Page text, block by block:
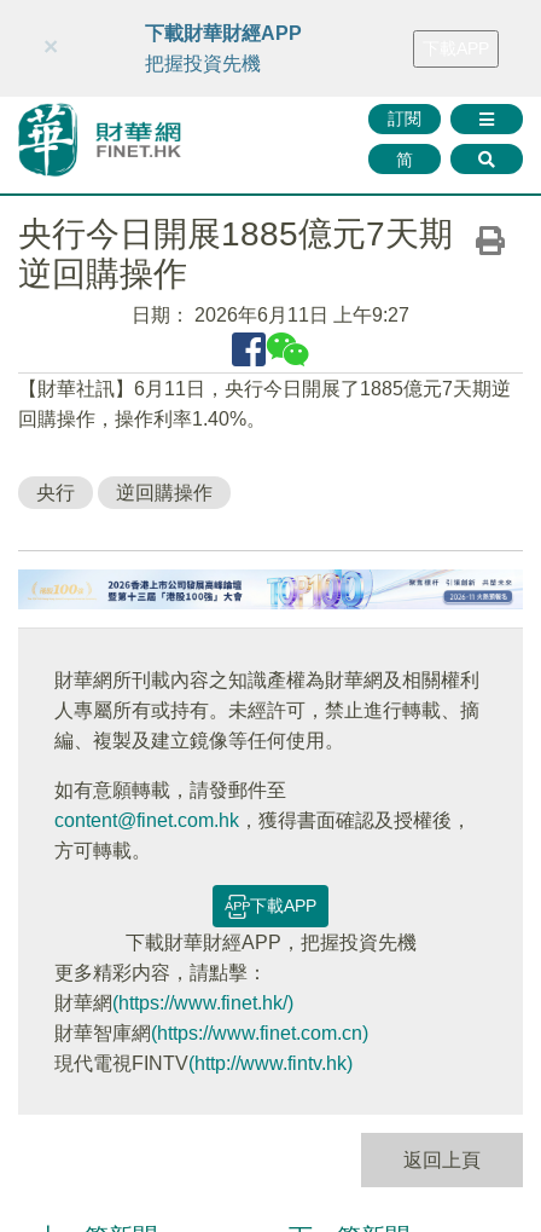
財華智庫網 FINTV FINMETA 財華證券 媒體矩陣
訂閱
简
×
下載財華財經APP
把握投資先機
央行今日開展1885億元7天期
逆回購操作
日期： 2026年6月11日 上午9:27
【財華社訊】6月11日，央行今日開展了1885億元7天期逆
回購操作，操作利率1.40%。
央行 逆回購操作
財華網所刊載內容之知識產權為財華網及相關權利
人專屬所有或持有。未經許可，禁止進行轉載、摘
編、複製及建立鏡像等任何使用。
如有意願轉載，請發郵件至
content@finet.com.hk ，獲得書面確認及授權後，
方可轉載。
下載APP
下載財華財經APP，把握投資先機
更多精彩内容，請點擊：
財華網(https://www.finet.hk/)
財華智庫網(https://www.finet.com.cn)
現代電視FINTV(http://www.fintv.hk)
返回上頁